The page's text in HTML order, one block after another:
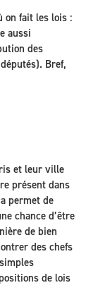
on fait les lois :
aussi
des
Bref,
et leur ville
présent dans
permet de
chance d’être
de bien
des chefs
de lois